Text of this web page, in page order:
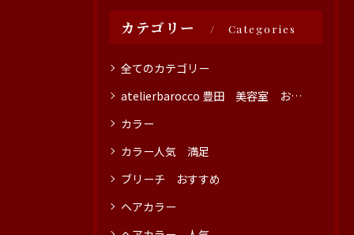
カテゴリー Categories
全てのカテゴリー
atelierbarocco 豊田 美容室 おすすめ
カラー
カラー人気 満足
ブリーチ おすすめ
ヘアカラー